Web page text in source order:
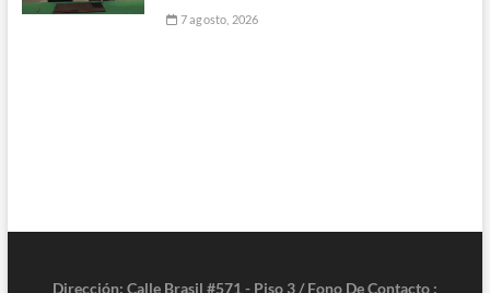
7 agosto, 2026
Dirección: Calle Brasil #571 - Piso 3 / Fono De Contacto :